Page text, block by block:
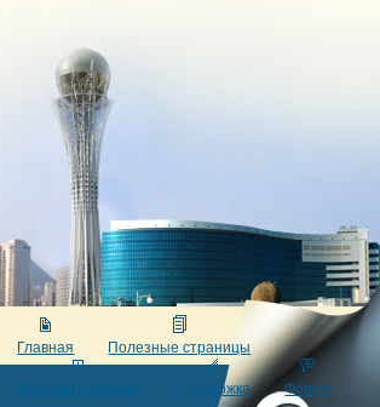
Главная Полезные страницы
Добавить фирму Поддержка Форум